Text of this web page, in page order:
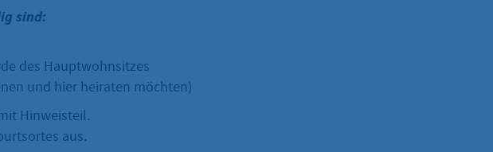
sind:
des Hauptwohnsitzes
und hier heiraten möchten)
Hinweisteil.
aus.